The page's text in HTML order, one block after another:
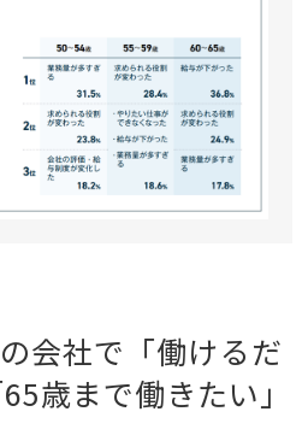
会社で「働けるだ
歳まで働きたい」